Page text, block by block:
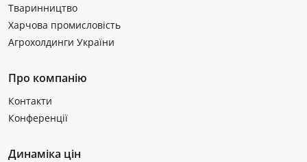
Тваринництво
Харчова промисловість
Агрохолдинги України
Про компанію
Контакти
Конференції
Динаміка цін